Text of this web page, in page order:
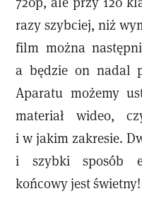
razy szybciej, niż
film można
a będzie on nadal
Aparatu możemy
materiał wideo,
i w jakim zakresie.
i szybki sposób
końcowy jest świetny!